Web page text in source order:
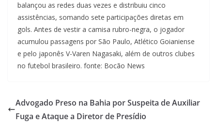
balançou as redes duas vezes e distribuiu cinco
assistências, somando sete participações diretas em
gols. Antes de vestir a camisa rubro-negra, o jogador
acumulou passagens por São Paulo, Atlético Goianiense
e pelo japonês V-Varen Nagasaki, além de outros clubes
no futebol brasileiro. fonte: Bocão News
Advogado Preso na Bahia por Suspeita de Auxiliar
Fuga e Ataque a Diretor de Presídio